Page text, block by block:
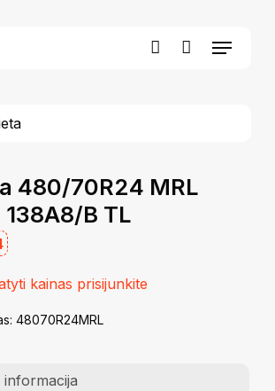
Menu
Close
Cart
480/70R24 MRL
138A8/B TL
kainas prisijunkite
48070R24MRL
informacija